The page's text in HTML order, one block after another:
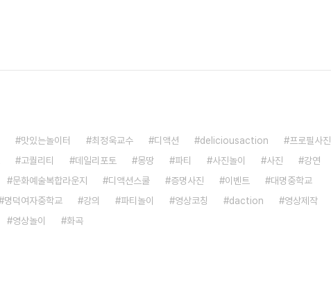
맛있는놀이터 최정욱교수 디액션 deliciousaction
프로필사진
고퀄리티 데일리포토 몽땅 파티 사진놀이 사진
강연
문화예술복합라운지 디액션스쿨 증명사진 이벤트
대명중학교
명덕여자중학교 강의 파티놀이 영상코칭 daction
영상제작
영상놀이 화곡